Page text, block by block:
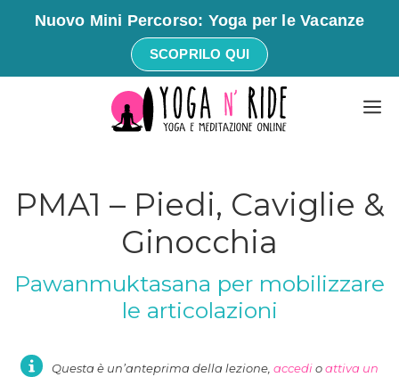
Nuovo Mini Percorso: Yoga per le Vacanze
SCOPRILO QUI
PMA1 – Piedi, Caviglie &
Ginocchia
Pawanmuktasana per mobilizzare
le articolazioni
Questa è un’anteprima della lezione, accedioattiva un